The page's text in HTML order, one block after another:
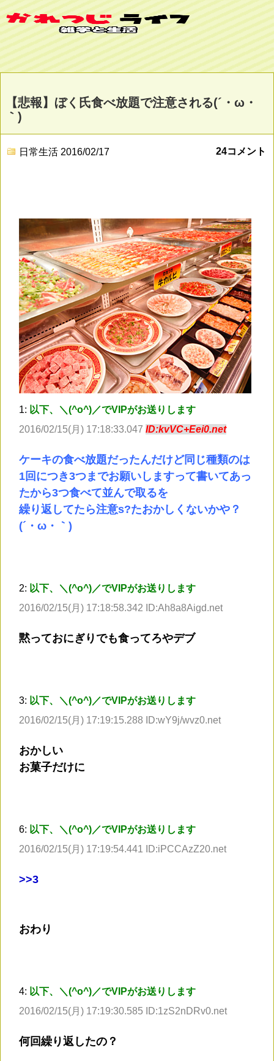
【悲報】ぼく氏食べ放題で注意される(´・ω・
｀)
日常生活 2016/02/17 24コメント
1: 以下、＼(^o^)／でVIPがお送りします
2016/02/15(月) 17:18:33.047 ID:kvVC+Eei0.net
ケーキの食べ放題だったんだけど同じ種類のは
1回につき3つまでお願いしますって書いてあっ
たから3つ食べて並んで取るを
繰り返してたら注意s?たおかしくないかや？
(´・ω・｀)
2: 以下、＼(^o^)／でVIPがお送りします
2016/02/15(月) 17:18:58.342 ID:Ah8a8Aigd.net
黙っておにぎりでも食ってろやデブ
3: 以下、＼(^o^)／でVIPがお送りします
2016/02/15(月) 17:19:15.288 ID:wY9j/wvz0.net
おかしい
お菓子だけに
6: 以下、＼(^o^)／でVIPがお送りします
2016/02/15(月) 17:19:54.441 ID:iPCCAzZ20.net
>>3
おわり
4: 以下、＼(^o^)／でVIPがお送りします
2016/02/15(月) 17:19:30.585 ID:1zS2nDRv0.net
何回繰り返したの？